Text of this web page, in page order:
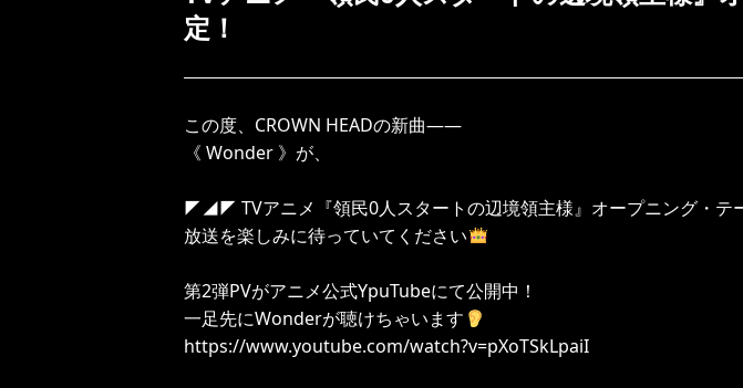
定！
この度、CROWN HEADの新曲――
《 Wonder 》が、
◤◢◤ TVアニメ『領民0人スタートの辺境領主様』オープニング・
放送を楽しみに待っていてください
第2弾PVがアニメ公式YpuTubeにて公開中！
一足先にWonderが聴けちゃいます
https://www.youtube.com/watch?v=pXoTSkLpaiI